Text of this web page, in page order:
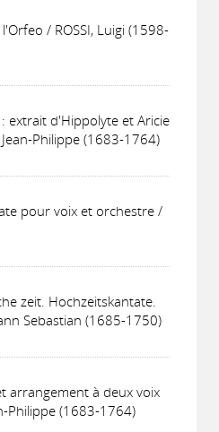
/ ROSSI, Luigi (1598-
extrait d'Hippolyte et Aricie
Philippe (1683-1764)
pour voix et orchestre /
zeit. Hochzeitskantate.
Sebastian (1685-1750)
arrangement à deux voix
Philippe (1683-1764)